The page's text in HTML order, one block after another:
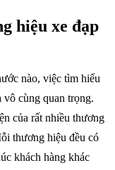
hiệu xe đạp
nào, việc tìm hiểu
cùng quan trọng.
của rất nhiều thương
thương hiệu đều có
khách hàng khác